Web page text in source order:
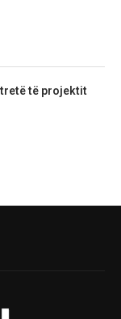
tretë të projektit